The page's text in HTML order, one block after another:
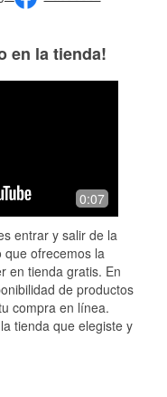
en la tienda!
0:07
entrar y salir de la
que ofrecemos la
en tienda gratis. En
de productos
compra en línea.
tienda que elegiste y